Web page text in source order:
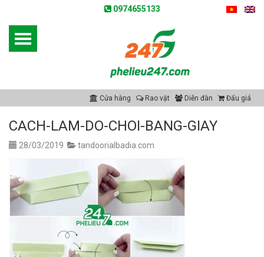
0974655133
Cửa hàng Rao vặt Diễn đàn Đấu giá
CACH-LAM-DO-CHOI-BANG-GIAY
28/03/2019 tandoorialbadia.com